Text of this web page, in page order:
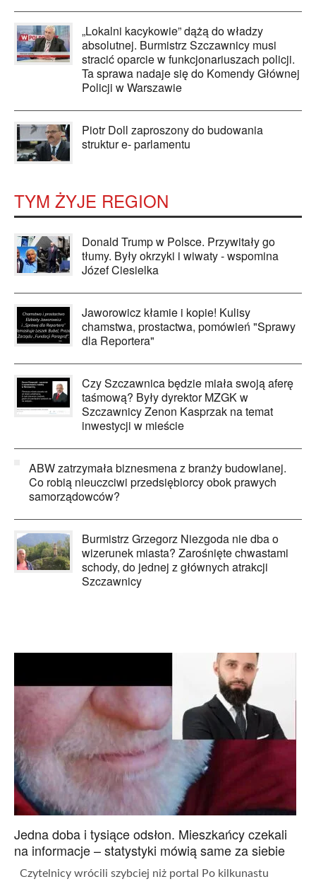
„Lokalni kacykowie” dążą do władzy
absolutnej. Burmistrz Szczawnicy musi
stracić oparcie w funkcjonariuszach policji.
Ta sprawa nadaje się do Komendy Głównej
Policji w Warszawie
Piotr Doll zaproszony do budowania
struktur e- parlamentu
TYM ŻYJE REGION
Donald Trump w Polsce. Przywitały go
tłumy. Były okrzyki i wiwaty - wspomina
Józef Ciesielka
Jaworowicz kłamie i kopie! Kulisy
chamstwa, prostactwa, pomówień "Sprawy
dla Reportera"
Czy Szczawnica będzie miała swoją aferę
taśmową? Były dyrektor MZGK w
Szczawnicy Zenon Kasprzak na temat
inwestycji w mieście
ABW zatrzymała biznesmena z branży budowlanej.
Co robią nieuczciwi przedsiębiorcy obok prawych
samorządowców?
Burmistrz Grzegorz Niezgoda nie dba o
wizerunek miasta? Zarośnięte chwastami
schody, do jednej z głównych atrakcji
Szczawnicy
Jedna doba i tysiące odsłon. Mieszkańcy czekali
na informacje – statystyki mówią same za siebie
Czytelnicy wrócili szybciej niż portal Po kilkunastu